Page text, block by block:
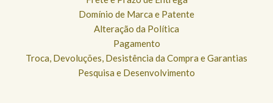
Domínio de Marca e Patente
Alteração da Política
Pagamento
Troca, Devoluções, Desistência da Compra e Garantias
Pesquisa e Desenvolvimento